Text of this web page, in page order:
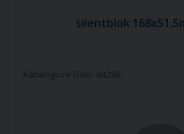
silentblok
Katalogové číslo: 84286